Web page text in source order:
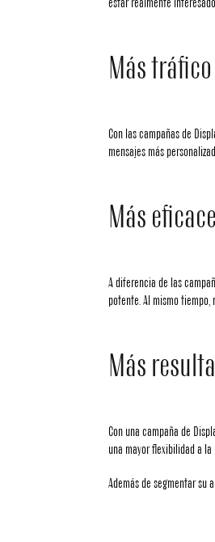
estar realmente
Más tráfico
Con las campañas de
mensajes más
Más
A diferencia de las
potente. Al mismo
Más
Con una campaña de
una mayor flexibilidad a
Además de segmentar su